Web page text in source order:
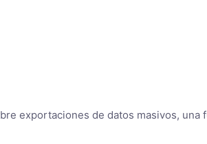
exportaciones de datos masivos,